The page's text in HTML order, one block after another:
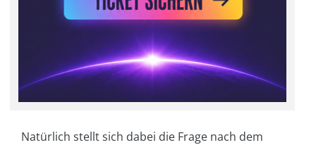
Natürlich stellt sich dabei die Frage nach dem